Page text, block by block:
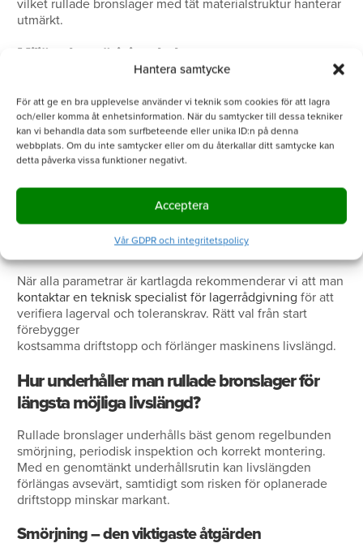
Hantera samtycke
För att ge en bra upplevelse använder vi teknik som cookies för att lagra
och/eller komma åt enhetsinformation. När du samtycker till dessa tekniker
kan vi behandla data som surfbeteende eller unika ID:n på denna
webbplats. Om du inte samtycker eller om du återkallar ditt samtycke kan
detta påverka vissa funktioner negativt.
Acceptera
Vår GDPR och integritetspolicy
vilket rullade bronslager med tät materialstruktur hanterar
utmärkt.
Miljö och smörjningsbehov
är lager med täta smörjhål och eventuellt inbyggda
läpptätningar att föredra, eftersom de håller smörjmedlet
inneslutet och förhindrar att föroreningar tränger in. I
applikationer där långa smörjintervall är önskvärda bör
man välja lager med generösa smörjmedelsfickor eller
att den valda bronslegeringen är kompatibel med det
smörjmedel som används i systemet.
Ta hjälp av experter
När alla parametrar är kartlagda rekommenderar vi att man
kontaktar en teknisk specialist för lagerrådgivning för att
verifiera lagerval och toleranskrav. Rätt val från start
förebygger
kostsamma driftstopp och förlänger maskinens livslängd.
Hur underhåller man rullade bronslager för
längsta möjliga livslängd?
Rullade bronslager underhålls bäst genom regelbunden
smörjning, periodisk inspektion och korrekt montering.
Med en genomtänkt underhållsrutin kan livslängden
förlängas avsevärt, samtidigt som risken för oplanerade
driftstopp minskar markant.
Smörjning – den viktigaste åtgärden